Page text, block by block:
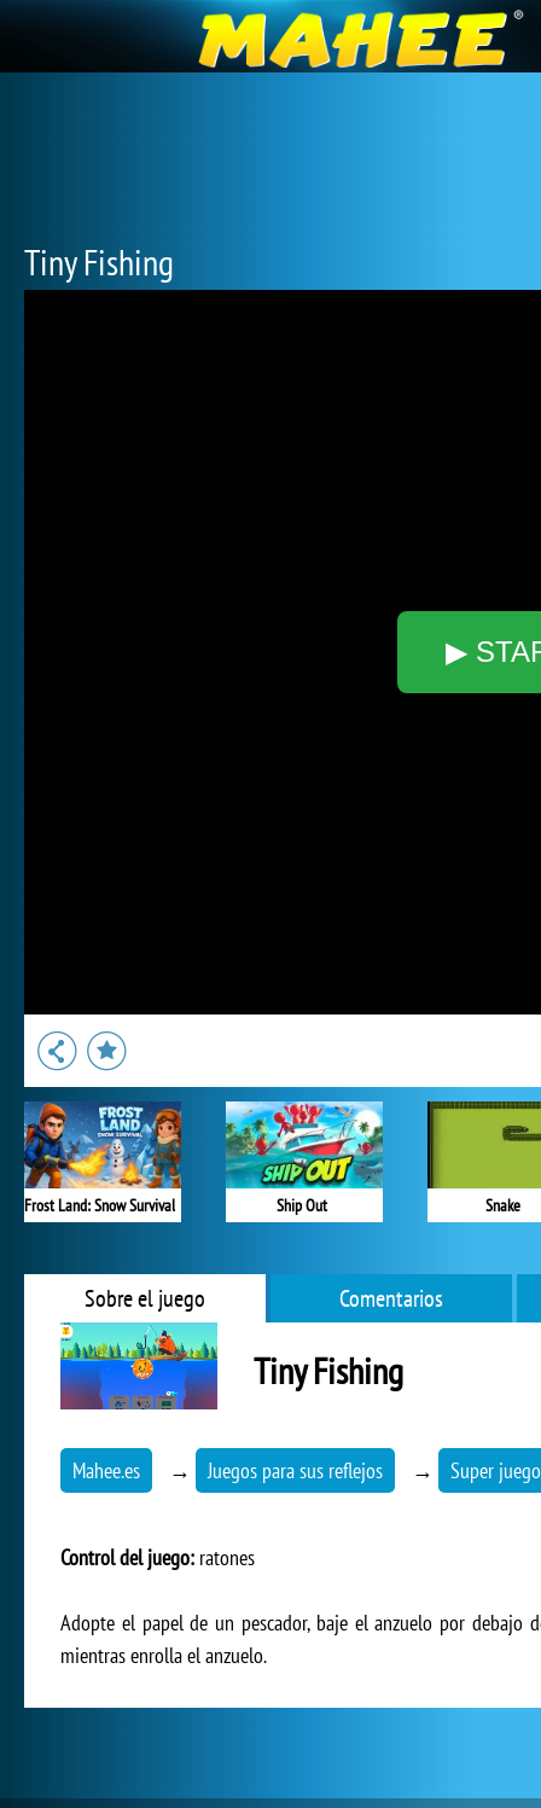
Tiny Fishing
▶
Frost Land: Snow Survival Ship Out Snake
Sobre el juego Comentarios
Tiny Fishing
Mahee.es → Juegos para sus reflejos → Super
Control del juego: ratones
Adopte el papel de un pescador, baje el anzuelo por
mientras enrolla el anzuelo.